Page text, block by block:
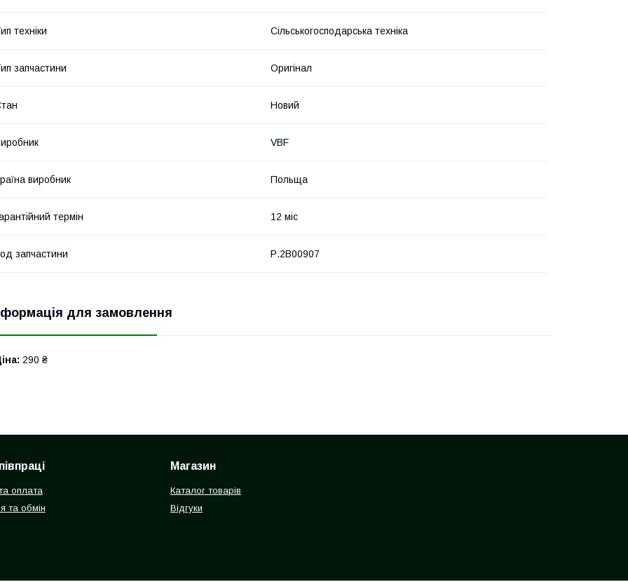
техніки Сільськогосподарська техніка
запчастини Оригінал
Новий
VBF
виробник Польща
термін 12 міс
запчастини Р.2В00907
для замовлення
290 ₴
оплата
та обмін
Магазин
Каталог товарів
Відгуки